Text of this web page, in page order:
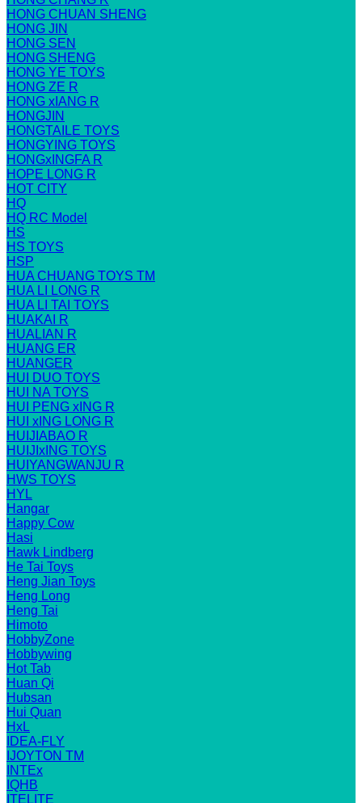
HONG CHUAN SHENG
HONG JIN
HONG SEN
HONG SHENG
HONG YE TOYS
HONG ZE R
HONG xIANG R
HONGJIN
HONGTAILE TOYS
HONGYING TOYS
HONGxINGFA R
HOPE LONG R
HOT CITY
HQ
HQ RC Model
HS
HS TOYS
HSP
HUA CHUANG TOYS TM
HUA LI LONG R
HUA LI TAI TOYS
HUAKAI R
HUALIAN R
HUANG ER
HUANGER
HUI DUO TOYS
HUI NA TOYS
HUI PENG xING R
HUI xING LONG R
HUIJIABAO R
HUIJIxING TOYS
HUIYANGWANJU R
HWS TOYS
HYL
Hangar
Happy Cow
Hasi
Hawk Lindberg
He Tai Toys
Heng Jian Toys
Heng Long
Heng Tai
Himoto
HobbyZone
Hobbywing
Hot Tab
Huan Qi
Hubsan
Hui Quan
HxL
IDEA-FLY
IJOYTON TM
INTEx
IQHB
ITELITE